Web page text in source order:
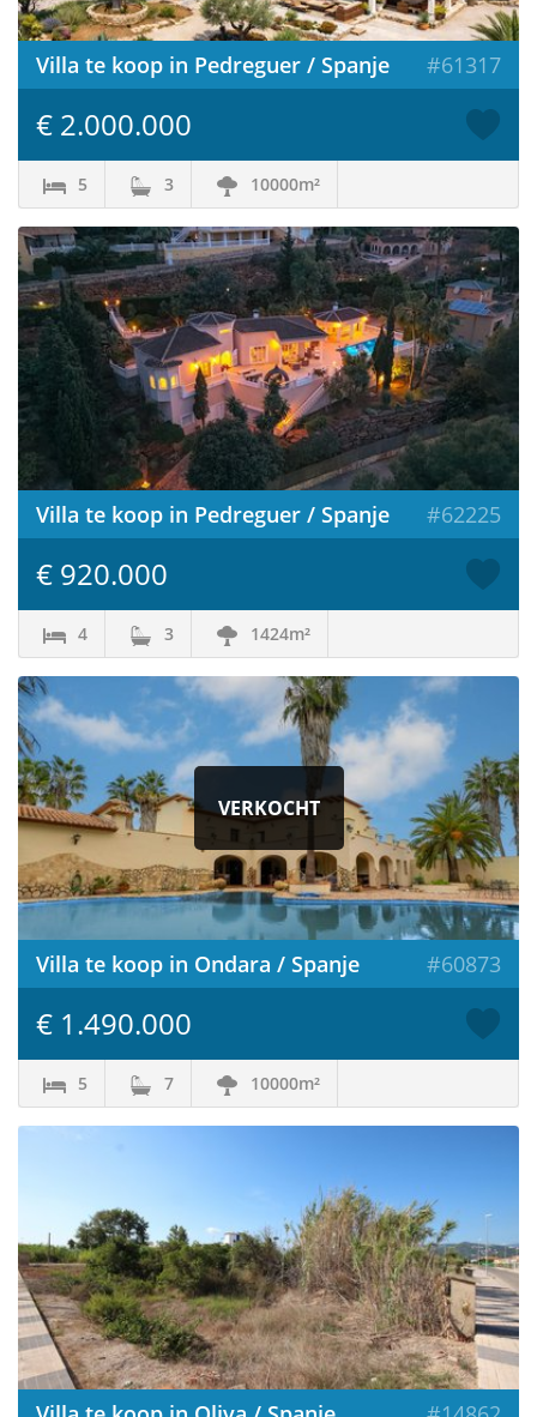
Villa te koop in Pedreguer / Spanje #61317
€ 2.000.000
5 3 10000m²
Villa te koop in Pedreguer / Spanje #62225
€ 920.000
4 3 1424m²
VERKOCHT
Villa te koop in Ondara / Spanje #60873
€ 1.490.000
5 7 10000m²